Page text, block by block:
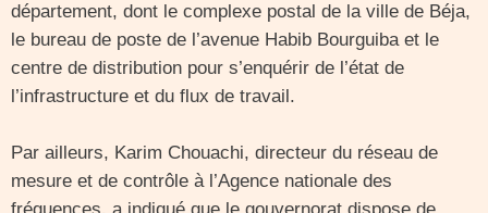
département, dont le complexe postal de la ville de Béja,
le bureau de poste de l’avenue Habib Bourguiba et le
centre de distribution pour s’enquérir de l’état de
l’infrastructure et du flux de travail.
Par ailleurs, Karim Chouachi, directeur du réseau de
mesure et de contrôle à l’Agence nationale des